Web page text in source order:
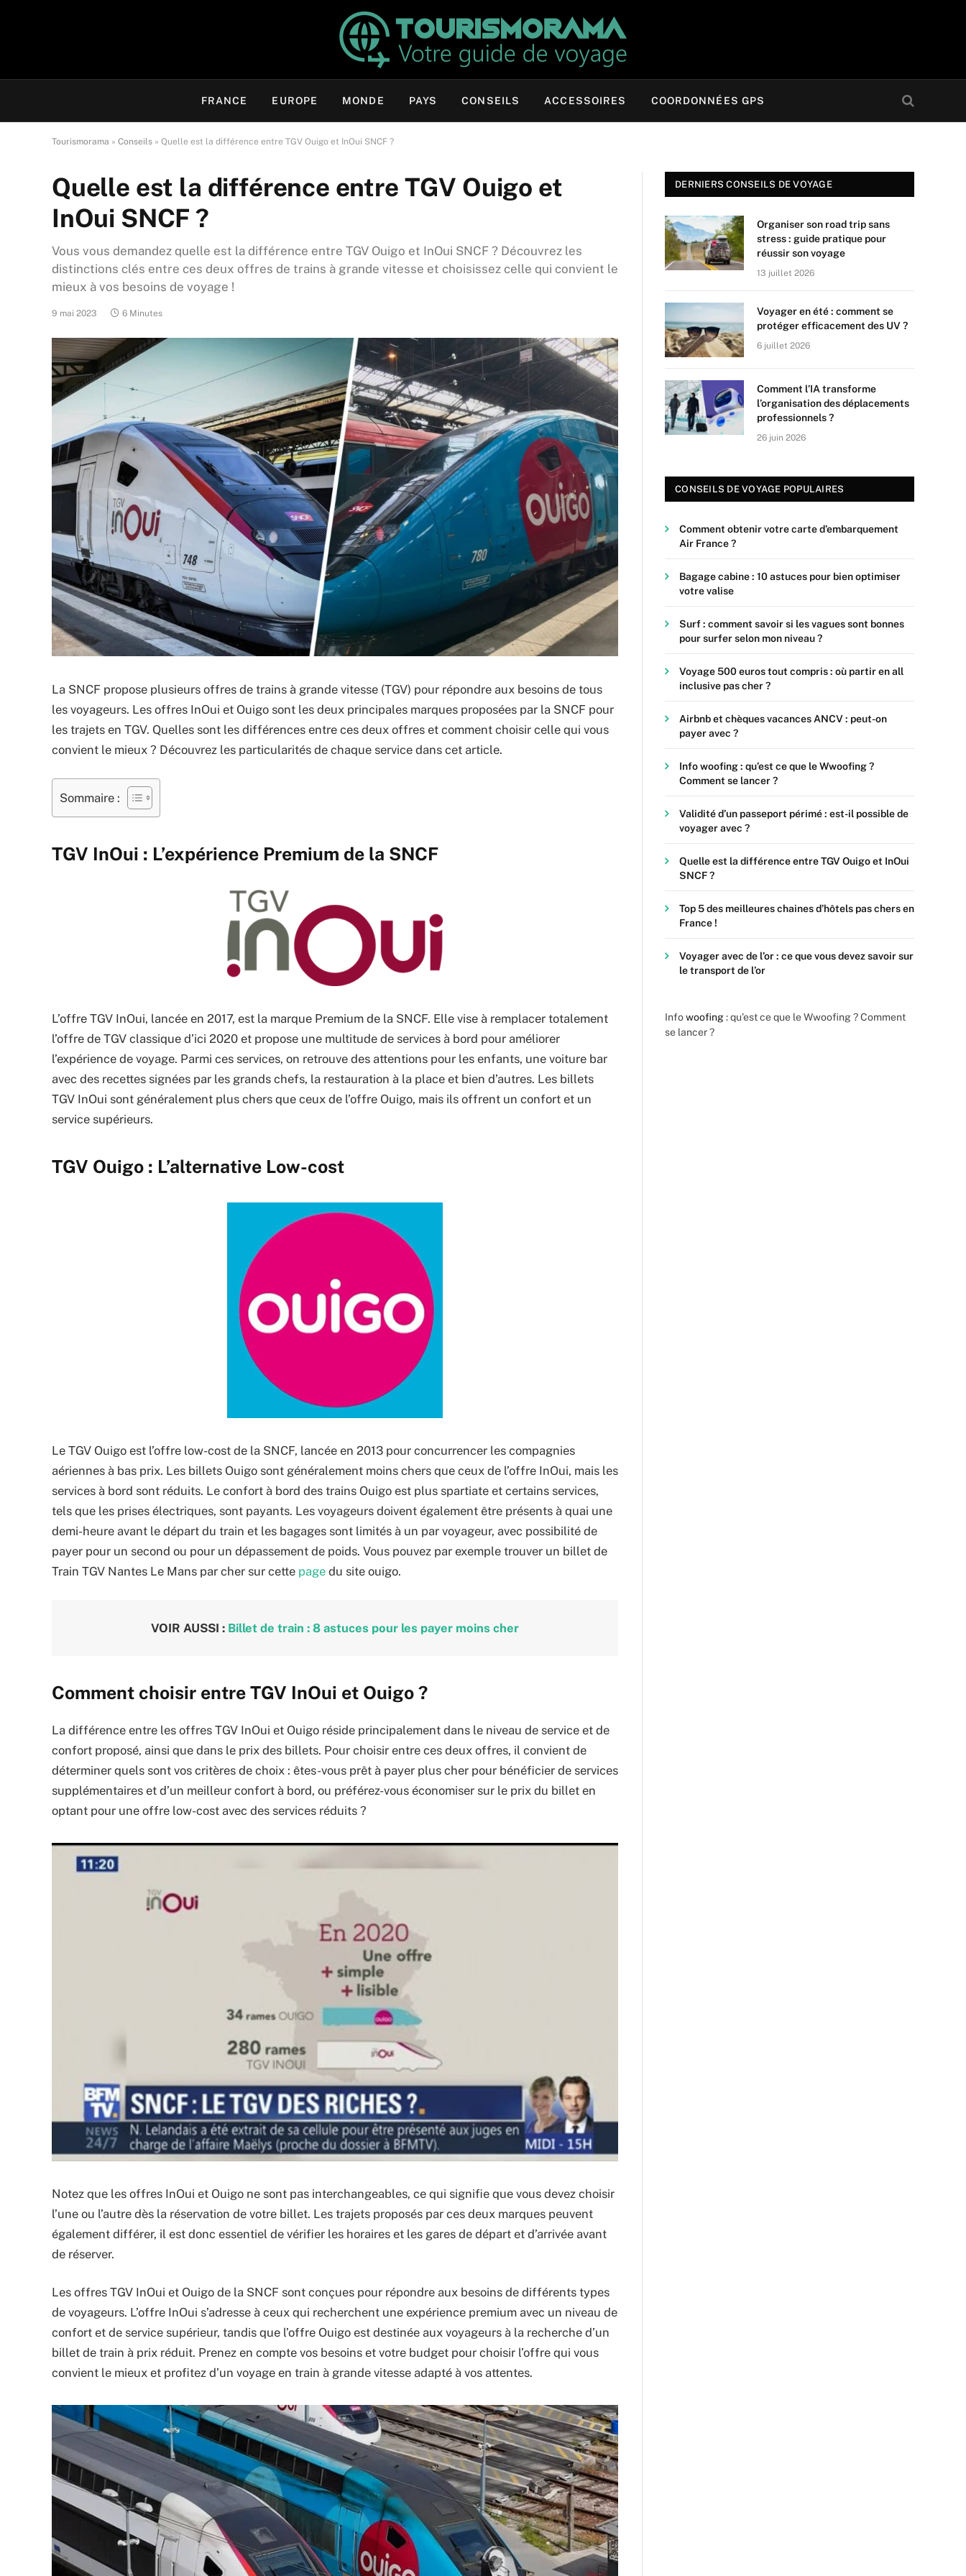
FRANCE EUROPE MONDE PAYS CONSEILS ACCESSOIRES COORDONNÉES GPS
Tourismorama » Conseils » Quelle est la différence entre TGV Ouigo et InOui SNCF ?
Quelle est la différence entre TGV Ouigo et
InOui SNCF ?
Vous vous demandez quelle est la différence entre TGV Ouigo et InOui SNCF ? Découvrez les
distinctions clés entre ces deux offres de trains à grande vitesse et choisissez celle qui convient le
mieux à vos besoins de voyage !
9 mai 2023 6 Minutes
La SNCF propose plusieurs offres de trains à grande vitesse (TGV) pour répondre aux besoins de tous
les voyageurs. Les offres InOui et Ouigo sont les deux principales marques proposées par la SNCF pour
les trajets en TGV. Quelles sont les différences entre ces deux offres et comment choisir celle qui vous
convient le mieux ? Découvrez les particularités de chaque service dans cet article.
Sommaire :
TGV InOui : L’expérience Premium de la SNCF
L’offre TGV InOui, lancée en 2017, est la marque Premium de la SNCF. Elle vise à remplacer totalement
l’offre de TGV classique d’ici 2020 et propose une multitude de services à bord pour améliorer
l’expérience de voyage. Parmi ces services, on retrouve des attentions pour les enfants, une voiture bar
avec des recettes signées par les grands chefs, la restauration à la place et bien d’autres. Les billets
TGV InOui sont généralement plus chers que ceux de l’offre Ouigo, mais ils offrent un confort et un
service supérieurs.
TGV Ouigo : L’alternative Low-cost
Le TGV Ouigo est l’offre low-cost de la SNCF, lancée en 2013 pour concurrencer les compagnies
aériennes à bas prix. Les billets Ouigo sont généralement moins chers que ceux de l’offre InOui, mais les
services à bord sont réduits. Le confort à bord des trains Ouigo est plus spartiate et certains services,
tels que les prises électriques, sont payants. Les voyageurs doivent également être présents à quai une
demi-heure avant le départ du train et les bagages sont limités à un par voyageur, avec possibilité de
payer pour un second ou pour un dépassement de poids. Vous pouvez par exemple trouver un billet de
Train TGV Nantes Le Mans par cher sur cette page du site ouigo.
VOIR AUSSI : Billet de train : 8 astuces pour les payer moins cher
Comment choisir entre TGV InOui et Ouigo ?
La différence entre les offres TGV InOui et Ouigo réside principalement dans le niveau de service et de
confort proposé, ainsi que dans le prix des billets. Pour choisir entre ces deux offres, il convient de
déterminer quels sont vos critères de choix : êtes-vous prêt à payer plus cher pour bénéficier de services
supplémentaires et d’un meilleur confort à bord, ou préférez-vous économiser sur le prix du billet en
optant pour une offre low-cost avec des services réduits ?
Notez que les offres InOui et Ouigo ne sont pas interchangeables, ce qui signifie que vous devez choisir
l’une ou l’autre dès la réservation de votre billet. Les trajets proposés par ces deux marques peuvent
également différer, il est donc essentiel de vérifier les horaires et les gares de départ et d’arrivée avant
de réserver.
Les offres TGV InOui et Ouigo de la SNCF sont conçues pour répondre aux besoins de différents types
de voyageurs. L’offre InOui s’adresse à ceux qui recherchent une expérience premium avec un niveau de
confort et de service supérieur, tandis que l’offre Ouigo est destinée aux voyageurs à la recherche d’un
billet de train à prix réduit. Prenez en compte vos besoins et votre budget pour choisir l’offre qui vous
convient le mieux et profitez d’un voyage en train à grande vitesse adapté à vos attentes.
DERNIERS CONSEILS DE VOYAGE
Organiser son road trip sans
stress : guide pratique pour
réussir son voyage
13 juillet 2026
Voyager en été : comment se
protéger efficacement des UV ?
6 juillet 2026
Comment l’IA transforme
l’organisation des déplacements
professionnels ?
26 juin 2026
CONSEILS DE VOYAGE POPULAIRES
Comment obtenir votre carte d’embarquement
Air France ?
Bagage cabine : 10 astuces pour bien optimiser
votre valise
Surf : comment savoir si les vagues sont bonnes
pour surfer selon mon niveau ?
Voyage 500 euros tout compris : où partir en all
inclusive pas cher ?
Airbnb et chèques vacances ANCV : peut-on
payer avec ?
Info woofing : qu’est ce que le Wwoofing ?
Comment se lancer ?
Validité d’un passeport périmé : est-il possible de
voyager avec ?
Quelle est la différence entre TGV Ouigo et InOui
SNCF ?
Top 5 des meilleures chaines d’hôtels pas chers en
France !
Voyager avec de l’or : ce que vous devez savoir sur
le transport de l’or
Infowoofing: qu’est ce que le Wwoofing ? Comment
se lancer ?